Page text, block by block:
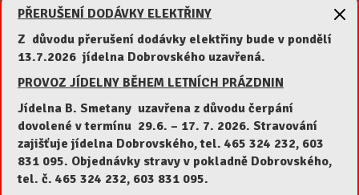
PŘERUŠENÍ DODÁVKY ELEKTŘINY
Z důvodu přerušení dodávky elektřiny bude v pondělí
13.7.2026 jídelna Dobrovského uzavřená.
PROVOZ JÍDELNY BĚHEM LETNÍCH PRÁZDNIN
Jídelna B. Smetany uzavřena z důvodu čerpání
dovolené v termínu 29.6. – 17. 7. 2026. Stravování
zajišťuje jídelna Dobrovského, tel. 465 324 232, 603
831 095. Objednávky stravy v pokladně Dobrovského,
tel. č. 465 324 232, 603 831 095.
Jméno a příjmení
Odběr na jídelnu B. Smetany
Odběr na jídelnu Dobrovského